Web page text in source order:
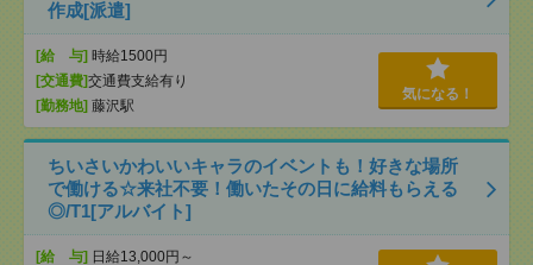
作成[派遣]
[給 与] 時給1500円
[交通費]交通費支給有り
[勤務地] 藤沢駅
気になる！
ちいさいかわいいキャラのイベントも！好きな場所
で働ける☆来社不要！働いたその日に給料もらえる
◎/T1[アルバイト]
[給 与] 日給13,000円～